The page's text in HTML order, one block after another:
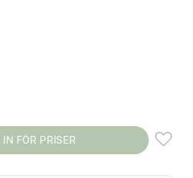
IN FÖR PRISER